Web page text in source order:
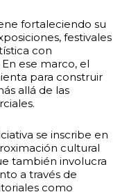
fortaleciendo su
festivales
con
ese marco, el
para construir
allá de las
se inscribe en
cultural
también involucra
a través de
como